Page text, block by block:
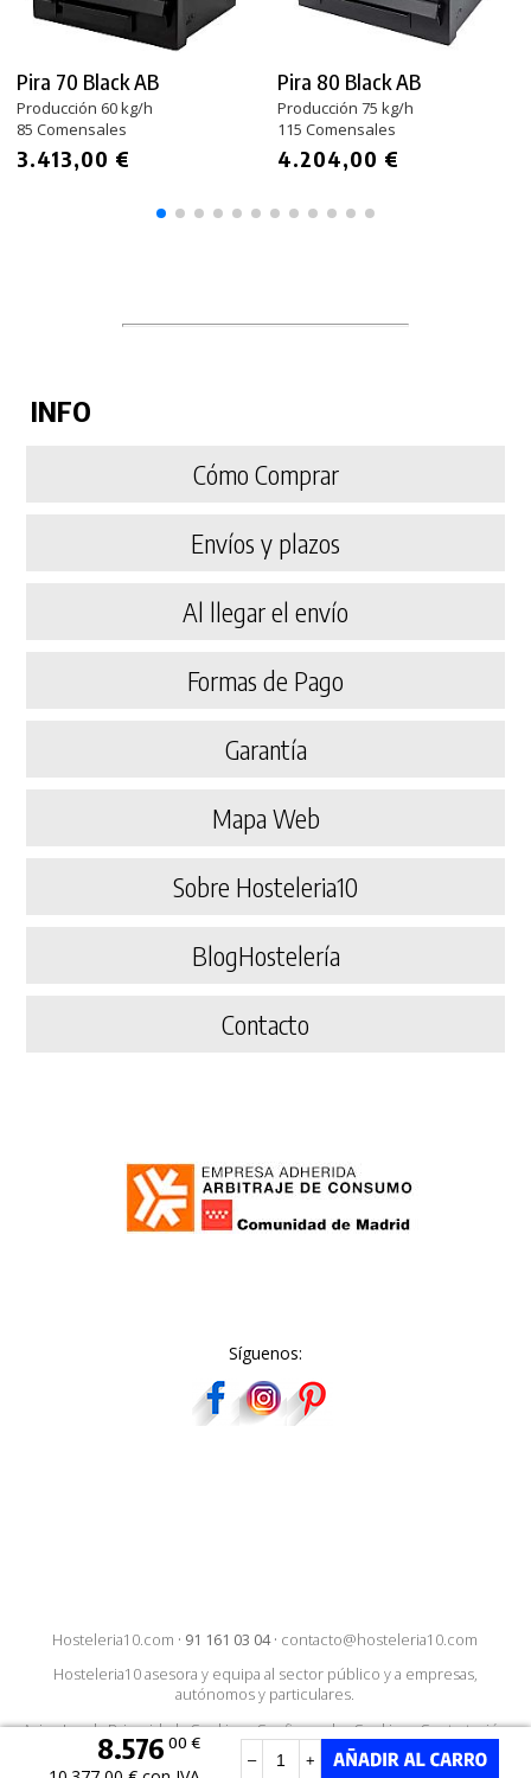
8.576 00 €
– +
Pira 70 Black AB
Producción 60 kg/h
85 Comensales
3.413,00 €
Pira 80 Black AB
Producción 75 kg/h
115 Comensales
4.204,00 €
INFO
Cómo Comprar
Envíos y plazos
Al llegar el envío
Formas de Pago
Garantía
Mapa Web
Sobre Hosteleria10
BlogHostelería
Contacto
Síguenos:
Hosteleria10.com · 91 161 03 04· contacto@hosteleria10.com
Hosteleria10 asesora y equipa al sector público y a empresas,
autónomos y particulares.
Aviso Legal·Privacidad·Cookies·Configurar las Cookies·Contratación